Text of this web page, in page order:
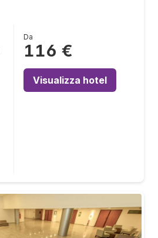
Da
116 €
Visualizza hotel